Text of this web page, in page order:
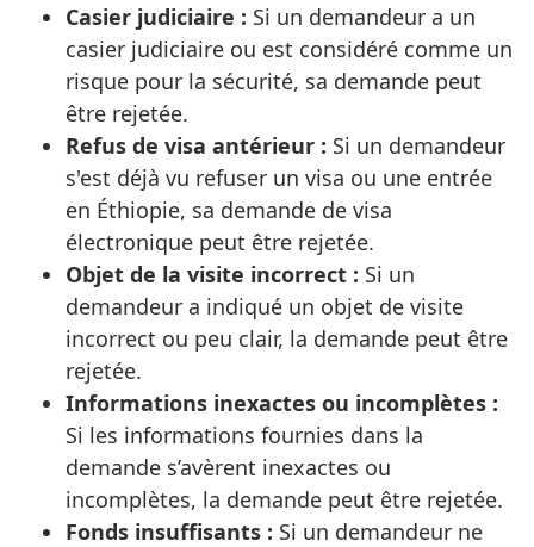
Casier judiciaire : Si un demandeur a un
casier judiciaire ou est considéré comme un
risque pour la sécurité, sa demande peut
être rejetée.
Refus de visa antérieur : Si un demandeur
s'est déjà vu refuser un visa ou une entrée
en Éthiopie, sa demande de visa
électronique peut être rejetée.
Objet de la visite incorrect : Si un
demandeur a indiqué un objet de visite
incorrect ou peu clair, la demande peut être
rejetée.
Informations inexactes ou incomplètes :
Si les informations fournies dans la
demande s’avèrent inexactes ou
incomplètes, la demande peut être rejetée.
Fonds insuffisants : Si un demandeur ne